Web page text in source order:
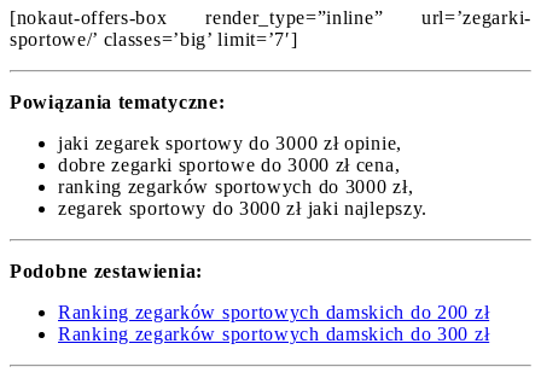
[nokaut-offers-box render_type=”inline” url=’zegarki-
sportowe/’ classes=’big’ limit=’7′]
Powiązania tematyczne:
jaki zegarek sportowy do 3000 zł opinie,
dobre zegarki sportowe do 3000 zł cena,
ranking zegarków sportowych do 3000 zł,
zegarek sportowy do 3000 zł jaki najlepszy.
Podobne zestawienia:
Ranking zegarków sportowych damskich do 200 zł
Ranking zegarków sportowych damskich do 300 zł